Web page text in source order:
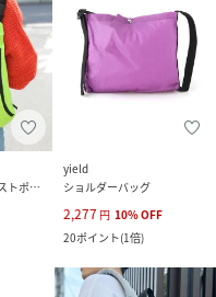
ボディバッグ・ウエストポーチ
yield
ショルダーバッグ
2,277 円 10%OFF
20ポイント(1倍)